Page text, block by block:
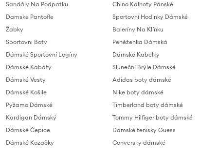
Sandály Na Podpatku
Damske Pantofle
Žabky
Sportovni Boty
Dámské Sportovní Legíny
Dámské Kabáty
Dámské Vesty
Dámské Košile
Pyžamo Dámské
Kardigan Dámský
Dámské Čepice
Dámské Kozačky
Chino Kalhoty Pánské
Sportovní Hodinky Dámské
Baleríny Na Klínku
Peněženka Dámská
Dámské Kabelky
Sluneční Brýle Dámské
Adidas boty dámské
Nike boty dámské
Timberland boty dámské
Tommy Hilfiger boty dámské
Dámské tenisky Guess
Conversky dámské